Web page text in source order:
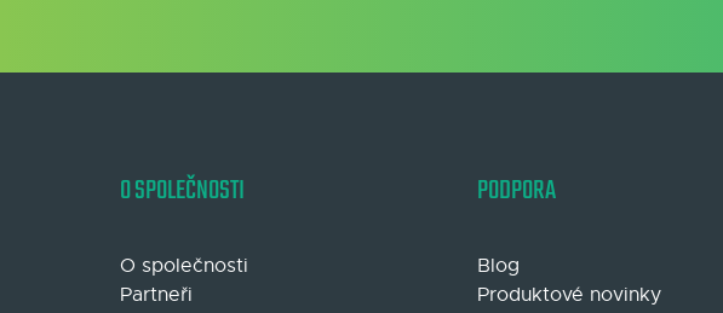
O SPOLEČNOSTI
O společnosti
Partneři
PODPORA
Blog
Produktové novinky